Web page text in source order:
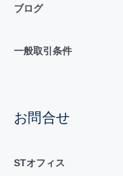
ブログ
一般取引条件
お問合せ
STオフィス